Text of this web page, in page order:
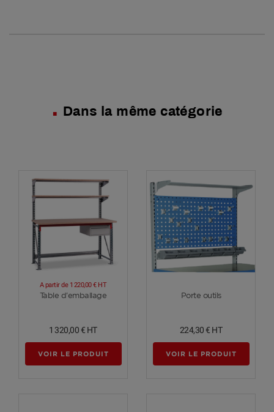
Dans la même catégorie
Voir plus
Table d'emballage
A partir de 1 220,00 € HT
1 320,00 € HT
VOIR LE PRODUIT
Voir plus
Porte outils
224,30 € HT
VOIR LE PRODUIT